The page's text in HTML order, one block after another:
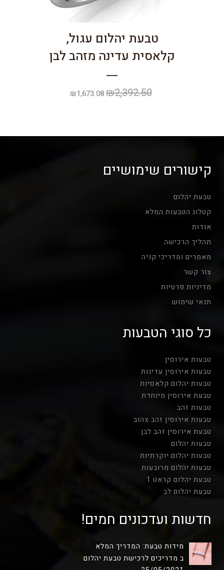
טבעת יהלום עגול,
קלאסית עדינה מזהב לבן
₪2,392.50
המחיר
₪2,392.50.
₪1,673.08
₪1,673.08.
קישורים שימושיים
טבעת יהלום
קטלוג הטבעות המלא
אודות
תהליך הרכישה
מאמרים ומדריכי קניה
צור קשר
מדיניות פרטיות
תנאי שימוש
כל סוגי הטבעות
טבעות אירוסין
טבעות אירוסין עדינות
טבעות יהלום קלאסיות
טבעת אירוסין מיוחדת
טבעות זהב
טבעות אירוסין זהב צהוב
טבעת אירוסין זהב לבן
טבעות יהלום
טבעות יהלום יוקרתיות
טבעות יהלום מרובעות
טבעת יהלום קראט 1
טבעת יהלום לב
חדשות ועדכונים חמים!
מידות טבעת: המדריך המלא
ב מדריכים לרכישת טבעת יהלום